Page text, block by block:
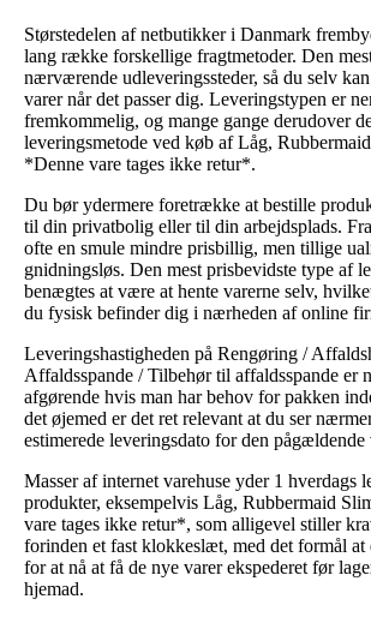
Størstedelen af netbutikker i Danmark
lang række forskellige fragtmetoder. Den
nærværende udleveringssteder, så du selv
varer når det passer dig. Leveringstypen er
fremkommelig, og mange gange derudover
leveringsmetode ved køb af Låg,
*Denne vare tages ikke retur*.
Du bør ydermere foretrække at bestille
til din privatbolig eller til din arbejdsplads.
ofte en smule mindre prisbillig, men tillige
gnidningsløs. Den mest prisbevidste type af
benægtes at være at hente varerne selv,
du fysisk befinder dig i nærheden af online
Leveringshastigheden på Rengøring /
Affaldsspande / Tilbehør til affaldsspande er
afgørende hvis man har behov for pakken
det øjemed er det ret relevant at du ser
estimerede leveringsdato for den pågældende
Masser af internet varehuse yder 1 hverdags
produkter, eksempelvis Låg, Rubbermaid
vare tages ikke retur*, som alligevel stiller
forinden et fast klokkeslæt, med det formål at
for at nå at få de nye varer ekspederet før
hjemad.